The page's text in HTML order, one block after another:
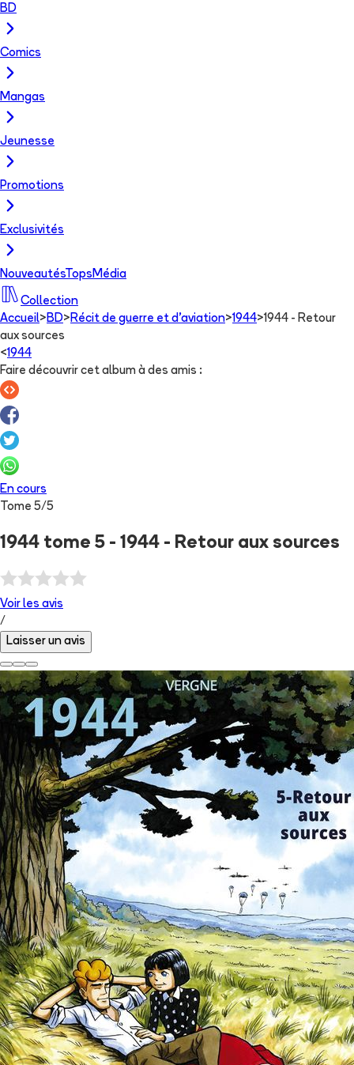
BD
Comics
Mangas
Jeunesse
Promotions
Exclusivités
NouveautésTops Média
Collection
Accueil> BD> Récit de guerre et d'aviation>1944>1944 - Retour
aux sources
<1944
Faire découvrir cet album à des amis :
En cours
Tome 5/5
1944 tome 5 - 1944 - Retour aux sources
Voir les avis
/
Laisser un avis